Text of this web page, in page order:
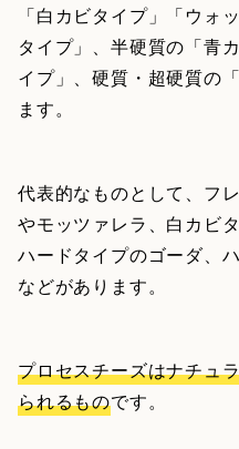
「白カビタイプ」「ウォ
タイプ」、半硬質の「青
イプ」、硬質・超硬質の
ます。
代表的なものとして、フ
やモッツァレラ、白カビ
ハードタイプのゴーダ、
などがあります。
プロセスチーズはナチュ
られるものです。